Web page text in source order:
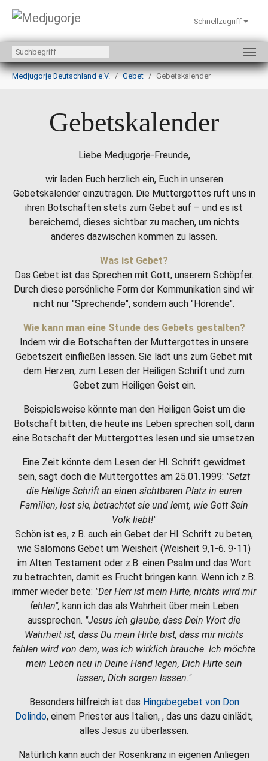
Zum Hauptinhalt springen
Schnellzugriff
Sie sind hier:
Medjugorje Deutschland e.V.
Gebet Gebetskalender
Gebetskalender
Liebe Medjugorje-Freunde,
wir laden Euch herzlich ein, Euch in unseren
Gebetskalender einzutragen. Die Muttergottes ruft uns in
ihren Botschaften stets zum Gebet auf – und es ist
bereichernd, dieses sichtbar zu machen, um nichts
anderes dazwischen kommen zu lassen.
Was ist Gebet?
Das Gebet ist das Sprechen mit Gott, unserem Schöpfer.
Durch diese persönliche Form der Kommunikation sind wir
nicht nur "Sprechende", sondern auch "Hörende".
Wie kann man eine Stunde des Gebets gestalten?
Indem wir die Botschaften der Muttergottes in unsere
Gebetszeit einfließen lassen. Sie lädt uns zum Gebet mit
dem Herzen, zum Lesen der Heiligen Schrift und zum
Gebet zum Heiligen Geist ein.
Beispielsweise könnte man den Heiligen Geist um die
Botschaft bitten, die heute ins Leben sprechen soll, dann
eine Botschaft der Muttergottes lesen und sie umsetzen.
Eine Zeit könnte dem Lesen der Hl. Schrift gewidmet
sein, sagt doch die Muttergottes am 25.01.1999: "Setzt
die Heilige Schrift an einen sichtbaren Platz in euren
Familien, lest sie, betrachtet sie und lernt, wie Gott Sein
Volk liebt!"
Schön ist es, z.B. auch ein Gebet der Hl. Schrift zu beten,
wie Salomons Gebet um Weisheit (Weisheit 9,1-6. 9-11)
im Alten Testament oder z.B. einen Psalm und das Wort
zu betrachten, damit es Frucht bringen kann. Wenn ich z.B.
immer wieder bete: "Der Herr ist mein Hirte, nichts wird mir
fehlen", kann ich das als Wahrheit über mein Leben
aussprechen. "Jesus ich glaube, dass Dein Wort die
Wahrheit ist, dass Du mein Hirte bist, dass mir nichts
fehlen wird von dem, was ich wirklich brauche. Ich möchte
mein Leben neu in Deine Hand legen, Dich Hirte sein
lassen, Dich sorgen lassen."
Besonders hilfreich ist das Hingabegebet von Don
Dolindo, einem Priester aus Italien, , das uns dazu einlädt,
alles Jesus zu überlassen.
Natürlich kann auch der Rosenkranz in eigenen Anliegen